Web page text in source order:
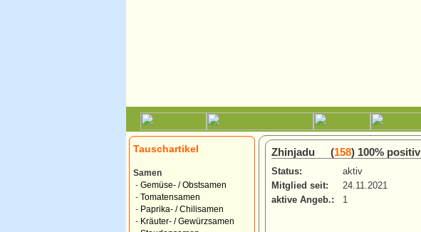
Tauschartikel
Samen
- Gemüse- / Obstsamen
- Tomatensamen
- Paprika- / Chilisamen
- Kräuter- / Gewürzsamen
Zhinjadu (158) 100% positiv
Status:
aktiv
Mitglied seit:
24.11.2021
aktive Angeb.:
1